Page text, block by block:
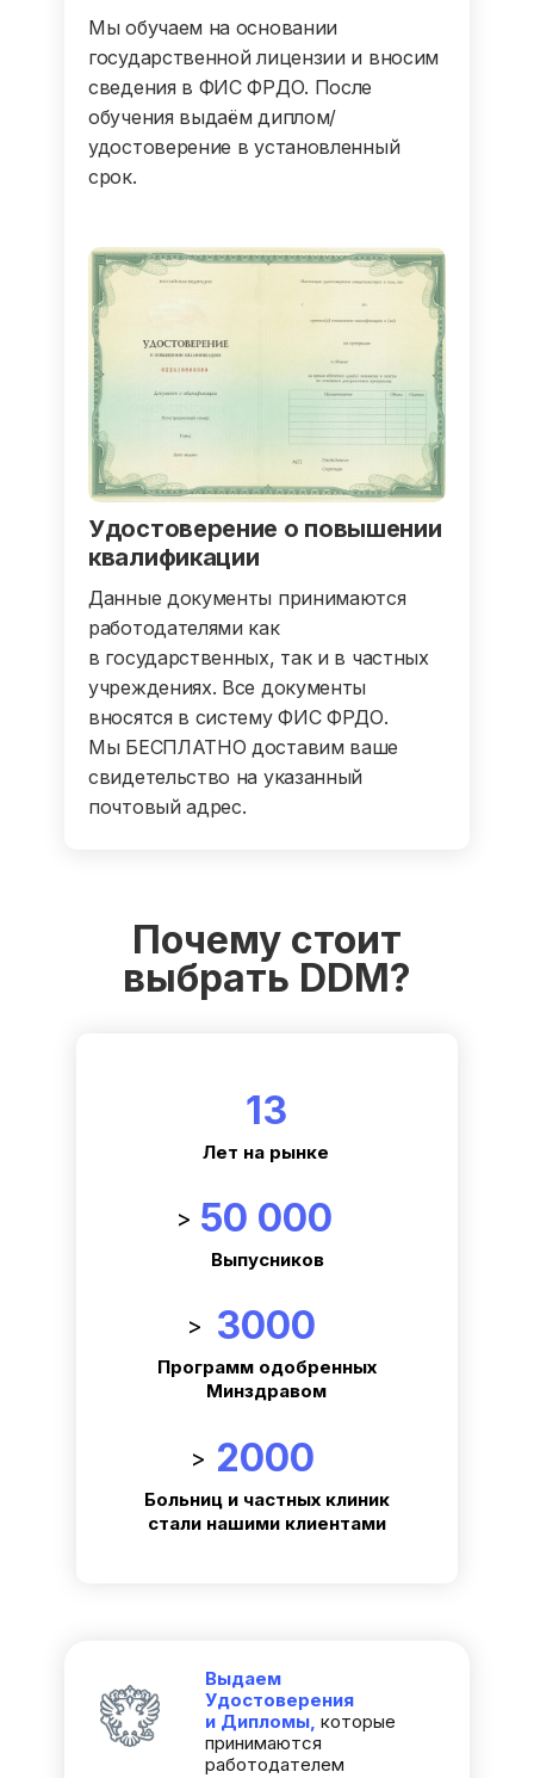
Мы обучаем на основании
государственной лицензии и вносим
сведения в ФИС ФРДО. После
обучения выдаём диплом/
удостоверение в установленный
срок.
Данные документы принимаются
работодателями как
в государственных, так и в частных
учреждениях. Все документы
вносятся в систему ФИС ФРДО.
Мы БЕСПЛАТНО доставим ваше
свидетельство на указанный
почтовый адрес.
Удостоверение о повышении
квалификации
13
Лет на рынке
> 50 000
Выпусников
> 3000
Программ одобренных
Минздравом
> 2000
Больниц и частных клиник
стали нашими клиентами
Почему стоит
выбрать DDM?
Выдаем
Удостоверения
и Дипломы, которые
принимаются
работодателем